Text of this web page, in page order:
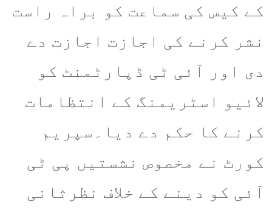
کے کیس کی سماعت کو براہ راست
نشر کرنے کی اجازت اجازت دے
دی اور آئی ٹی ڈپارٹمنٹ کو
لائیو اسٹریمنگ کے انتظامات
کرنے کا حکم دے دیا۔سپریم
کورٹ نے مخصوص نشستیں پی ٹی
آئی کو دینے کے خلاف نظرثانی